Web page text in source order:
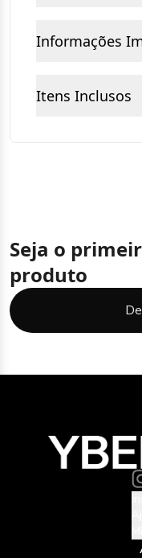
Informações
Itens Inclusos
Seja o
produto